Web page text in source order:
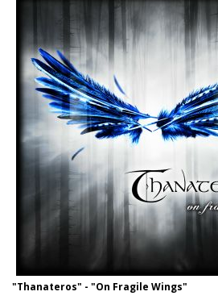
"Thanateros" - "On Fragile Wings"